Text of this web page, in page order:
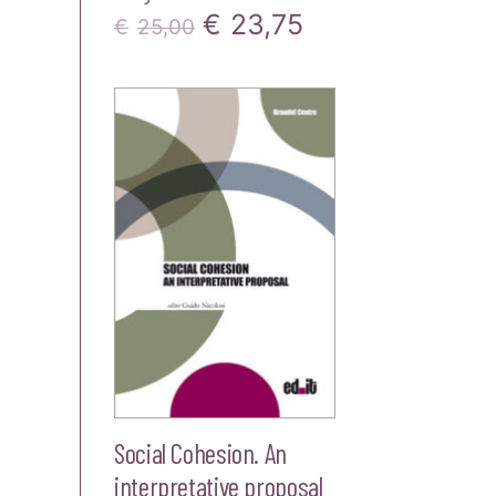
€ 25,00 Il
originale
era:
€25,00.
€ 23,75
attuale
è:
€23,75.
Social Cohesion. An
interpretative proposal